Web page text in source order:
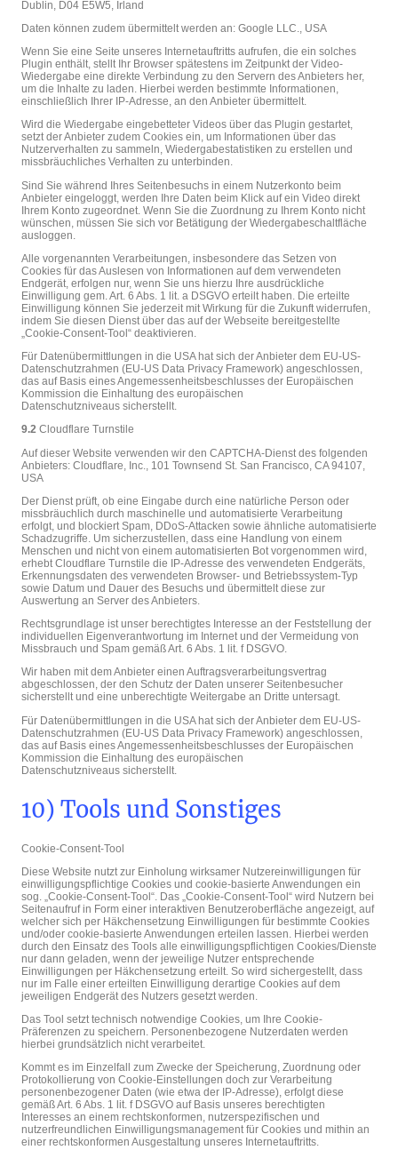
Dublin, D04 E5W5, Irland
Daten können zudem übermittelt werden an: Google LLC., USA
Wenn Sie eine Seite unseres Internetauftritts aufrufen, die ein solches
Plugin enthält, stellt Ihr Browser spätestens im Zeitpunkt der Video-
Wiedergabe eine direkte Verbindung zu den Servern des Anbieters her,
um die Inhalte zu laden. Hierbei werden bestimmte Informationen,
einschließlich Ihrer IP-Adresse, an den Anbieter übermittelt.
Wird die Wiedergabe eingebetteter Videos über das Plugin gestartet,
setzt der Anbieter zudem Cookies ein, um Informationen über das
Nutzerverhalten zu sammeln, Wiedergabestatistiken zu erstellen und
missbräuchliches Verhalten zu unterbinden.
Sind Sie während Ihres Seitenbesuchs in einem Nutzerkonto beim
Anbieter eingeloggt, werden Ihre Daten beim Klick auf ein Video direkt
Ihrem Konto zugeordnet. Wenn Sie die Zuordnung zu Ihrem Konto nicht
wünschen, müssen Sie sich vor Betätigung der Wiedergabeschaltfläche
ausloggen.
Alle vorgenannten Verarbeitungen, insbesondere das Setzen von
Cookies für das Auslesen von Informationen auf dem verwendeten
Endgerät, erfolgen nur, wenn Sie uns hierzu Ihre ausdrückliche
Einwilligung gem. Art. 6 Abs. 1 lit. a DSGVO erteilt haben. Die erteilte
Einwilligung können Sie jederzeit mit Wirkung für die Zukunft widerrufen,
indem Sie diesen Dienst über das auf der Webseite bereitgestellte
„Cookie-Consent-Tool“ deaktivieren.
Für Datenübermittlungen in die USA hat sich der Anbieter dem EU-US-
Datenschutzrahmen (EU-US Data Privacy Framework) angeschlossen,
das auf Basis eines Angemessenheitsbeschlusses der Europäischen
Kommission die Einhaltung des europäischen
Datenschutzniveaus sicherstellt.
9.2 Cloudflare Turnstile
Auf dieser Website verwenden wir den CAPTCHA-Dienst des folgenden
Anbieters: Cloudflare, Inc., 101 Townsend St. San Francisco, CA 94107,
USA
Der Dienst prüft, ob eine Eingabe durch eine natürliche Person oder
missbräuchlich durch maschinelle und automatisierte Verarbeitung
erfolgt, und blockiert Spam, DDoS-Attacken sowie ähnliche automatisierte
Schadzugriffe. Um sicherzustellen, dass eine Handlung von einem
Menschen und nicht von einem automatisierten Bot vorgenommen wird,
erhebt Cloudflare Turnstile die IP-Adresse des verwendeten Endgeräts,
Erkennungsdaten des verwendeten Browser- und Betriebssystem-Typ
sowie Datum und Dauer des Besuchs und übermittelt diese zur
Auswertung an Server des Anbieters.
Rechtsgrundlage ist unser berechtigtes Interesse an der Feststellung der
individuellen Eigenverantwortung im Internet und der Vermeidung von
Missbrauch und Spam gemäß Art. 6 Abs. 1 lit. f DSGVO.
Wir haben mit dem Anbieter einen Auftragsverarbeitungsvertrag
abgeschlossen, der den Schutz der Daten unserer Seitenbesucher
sicherstellt und eine unberechtigte Weitergabe an Dritte untersagt.
Für Datenübermittlungen in die USA hat sich der Anbieter dem EU-US-
Datenschutzrahmen (EU-US Data Privacy Framework) angeschlossen,
das auf Basis eines Angemessenheitsbeschlusses der Europäischen
Kommission die Einhaltung des europäischen
Datenschutzniveaus sicherstellt.
10) Tools und Sonstiges
Cookie-Consent-Tool
Diese Website nutzt zur Einholung wirksamer Nutzereinwilligungen für
einwilligungspflichtige Cookies und cookie-basierte Anwendungen ein
sog. „Cookie-Consent-Tool“. Das „Cookie-Consent-Tool“ wird Nutzern bei
Seitenaufruf in Form einer interaktiven Benutzeroberfläche angezeigt, auf
welcher sich per Häkchensetzung Einwilligungen für bestimmte Cookies
und/oder cookie-basierte Anwendungen erteilen lassen. Hierbei werden
durch den Einsatz des Tools alle einwilligungspflichtigen Cookies/Dienste
nur dann geladen, wenn der jeweilige Nutzer entsprechende
Einwilligungen per Häkchensetzung erteilt. So wird sichergestellt, dass
nur im Falle einer erteilten Einwilligung derartige Cookies auf dem
jeweiligen Endgerät des Nutzers gesetzt werden.
Das Tool setzt technisch notwendige Cookies, um Ihre Cookie-
Präferenzen zu speichern. Personenbezogene Nutzerdaten werden
hierbei grundsätzlich nicht verarbeitet.
Kommt es im Einzelfall zum Zwecke der Speicherung, Zuordnung oder
Protokollierung von Cookie-Einstellungen doch zur Verarbeitung
personenbezogener Daten (wie etwa der IP-Adresse), erfolgt diese
gemäß Art. 6 Abs. 1 lit. f DSGVO auf Basis unseres berechtigten
Interesses an einem rechtskonformen, nutzerspezifischen und
nutzerfreundlichen Einwilligungsmanagement für Cookies und mithin an
einer rechtskonformen Ausgestaltung unseres Internetauftritts.